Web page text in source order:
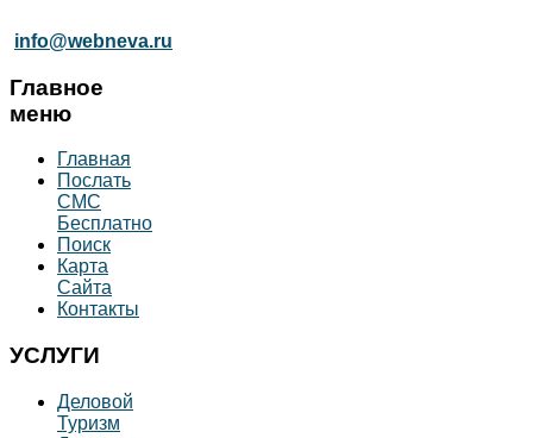
info@webneva.ru
Главное
меню
Главная
Послать
СМС
Бесплатно
Поиск
Карта
Сайта
Контакты
УСЛУГИ
Деловой
Туризм